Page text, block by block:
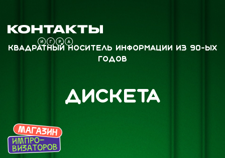
Квадратный носитель информации из 90-ых
годов
Дискета